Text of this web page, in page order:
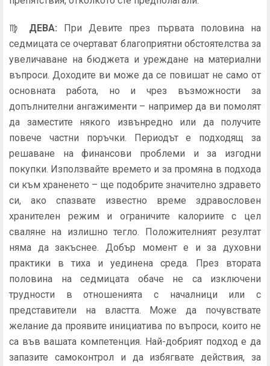
♍ ДЕВА: При Девите през първата половина на
седмицата се очертават благоприятни обстоятелства за
увеличаване на бюджета и уреждане на материални
въпроси. Доходите ви може да се повишат не само от
основната работа, но и чрез възможности за
допълнителни ангажименти – например да ви помолят
да заместите някого извънредно или да получите
повече частни поръчки. Периодът е подходящ за
решаване на финансови проблеми и за изгодни
покупки. Използвайте времето и за промяна в подхода
си към храненето – ще подобрите значително здравето
си, ако спазвате известно време здравословен
хранителен режим и ограничите калориите с цел
сваляне на излишно тегло. Положителният резултат
няма да закъснее. Добър момент е и за духовни
практики в тиха и уединена среда. През втората
половина на седмицата обаче не са изключени
трудности в отношенията с началници или с
представители на властта. Може да почувствате
желание да проявите инициатива по въпроси, които не
са във вашата компетенция. Най-добрият подход е да
запазите самоконтрол и да избягвате действия, за